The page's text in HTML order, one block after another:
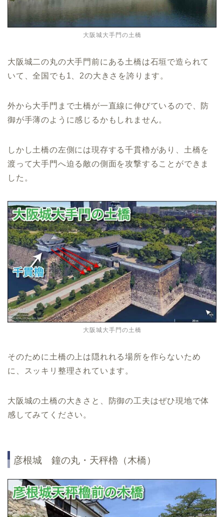
大阪城大手門の土橋
大阪城二の丸の大手門前にある土橋は石垣で造られて
いて、全国でも1、2の大きさを誇ります。
外から大手門まで土橋が一直線に伸びているので、防
御が手薄のように感じるかもしれません。
しかし土橋の左側には現存する千貫櫓があり、土橋を
渡って大手門へ迫る敵の側面を攻撃することができま
した。
大阪城大手門の土橋
そのために土橋の上は隠れれる場所を作らないため
に、スッキリ整理されています。
大阪城の土橋の大きさと、防御の工夫はぜひ現地で体
感してみてください。
彦根城 鐘の丸・天秤櫓（木橋）